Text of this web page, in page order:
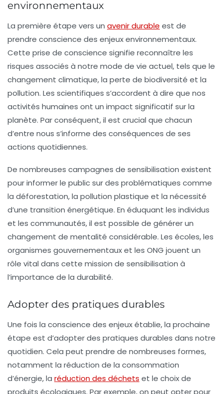
environnementaux
La première étape vers un avenir durable est de
prendre conscience des enjeux environnementaux.
Cette prise de conscience signifie reconnaître les
risques associés à notre mode de vie actuel, tels que le
changement climatique, la perte de biodiversité et la
pollution. Les scientifiques s’accordent à dire que nos
activités humaines ont un impact significatif sur la
planète. Par conséquent, il est crucial que chacun
d’entre nous s’informe des conséquences de ses
actions quotidiennes.
De nombreuses campagnes de sensibilisation existent
pour informer le public sur des problématiques comme
la déforestation, la pollution plastique et la nécessité
d’une transition énergétique. En éduquant les individus
et les communautés, il est possible de générer un
changement de mentalité considérable. Les écoles, les
organismes gouvernementaux et les ONG jouent un
rôle vital dans cette mission de sensibilisation à
l’importance de la durabilité.
Adopter des pratiques durables
Une fois la conscience des enjeux établie, la prochaine
étape est d’adopter des pratiques durables dans notre
quotidien. Cela peut prendre de nombreuses formes,
notamment la réduction de la consommation
d’énergie, la réduction des déchets et le choix de
produits écologiques. Par exemple, on peut opter pour